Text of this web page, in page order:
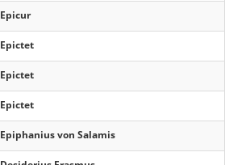
Epicur
Epictet
Epictet
Epictet
Epiphanius von Salamis